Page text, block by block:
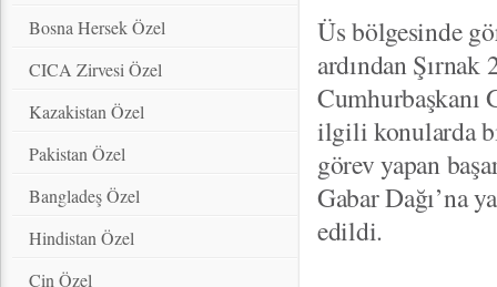
Bosna Hersek Özel
CICA Zirvesi Özel
Kazakistan Özel
Pakistan Özel
Bangladeş Özel
Hindistan Özel
Çin Özel
Üs bölgesinde
ardından Şırnak
Cumhurbaşkanı
ilgili konularda
görev yapan
Gabar Dağı’na
edildi.